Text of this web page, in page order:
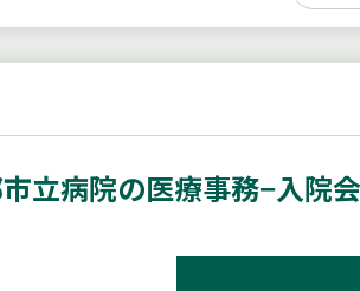
立病院の医療事務−入院